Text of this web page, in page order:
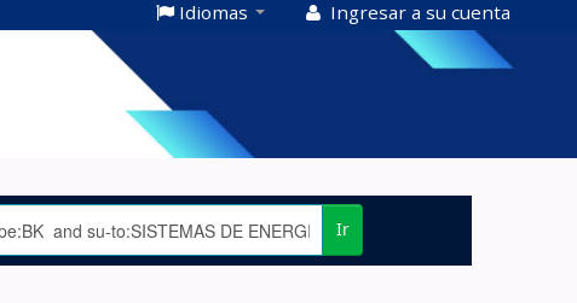
Idiomas Ingresar a su cuenta
Ir